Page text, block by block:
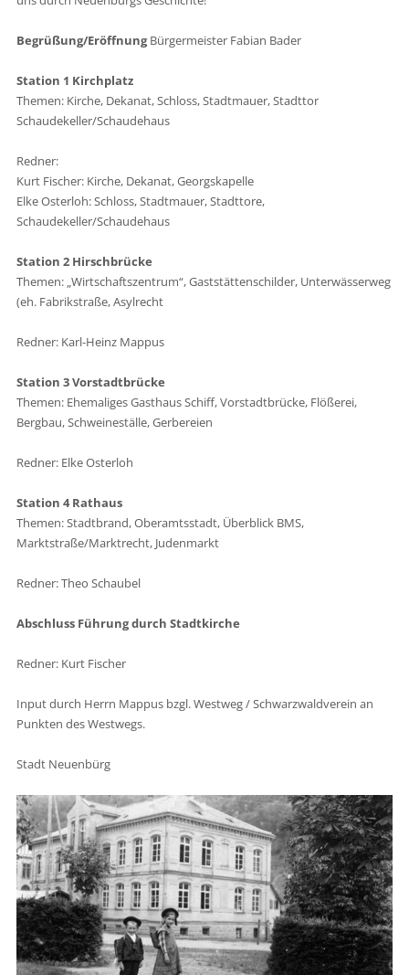
Begrüßung/EröffnungBürgermeister Fabian Bader
Station 1 Kirchplatz
Themen: Kirche, Dekanat, Schloss, Stadtmauer, Stadttor
Schaudekeller/Schaudehaus
Redner:
Kurt Fischer: Kirche, Dekanat, Georgskapelle
Elke Osterloh: Schloss, Stadtmauer, Stadttore,
Schaudekeller/Schaudehaus
Station 2 Hirschbrücke
Themen: „Wirtschaftszentrum“, Gaststättenschilder, Unterwässerweg
(eh. Fabrikstraße, Asylrecht
Redner: Karl-Heinz Mappus
Station 3 Vorstadtbrücke
Themen: Ehemaliges Gasthaus Schiff, Vorstadtbrücke, Flößerei,
Bergbau, Schweineställe, Gerbereien
Redner: Elke Osterloh
Station 4 Rathaus
Themen: Stadtbrand, Oberamtsstadt, Überblick BMS,
Marktstraße/Marktrecht, Judenmarkt
Redner: Theo Schaubel
Abschluss Führung durch Stadtkirche
Redner: Kurt Fischer
Input durch Herrn Mappus bzgl. Westweg / Schwarzwaldverein an
Punkten des Westwegs.
Stadt Neuenbürg